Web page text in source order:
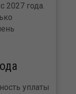
2027 года.
уплаты